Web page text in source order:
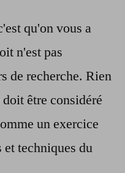
qu'on vous a
n'est pas
de recherche. Rien
être considéré
un exercice
techniques du